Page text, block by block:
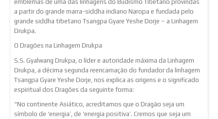
emblemas de uma das linhagens do Budismo Tibetano provindas
a partir do grande marra-siddha indiano Naropa e fundada pelo
grande siddha tibetano Tsangpa Gyare Yeshe Dorje – a Linhagem
Drukpa.
O Dragões na Linhagem Drukpa
S.S. Gyalwang Drukpa, o líder e autoridade máxima da Linhagem
Drukpa, a décima segunda reencarnação do fundador da linhagem
Tsangpa Gyare Yeshe Dorje, nos explica as origens e o significado
espiritual dos Dragões da seguinte forma:
“No continente Asiático, acreditamos que o Dragão seja um
símbolo de ‘energia’, de ‘energia positiva’. Cremos que seja um